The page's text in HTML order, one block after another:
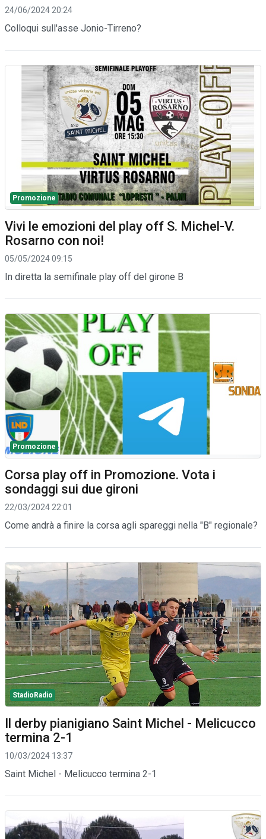
24/06/2024 20:24
Colloqui sull'asse Jonio-Tirreno?
Promozione
Vivi le emozioni del play off S. Michel-V.
Rosarno con noi!
05/05/2024 09:15
In diretta la semifinale play off del girone B
Promozione
Corsa play off in Promozione. Vota i
sondaggi sui due gironi
22/03/2024 22:01
Come andrà a finire la corsa agli spareggi nella "B" regionale?
StadioRadio
Il derby pianigiano Saint Michel - Melicucco
termina 2-1
10/03/2024 13:37
Saint Michel - Melicucco termina 2-1